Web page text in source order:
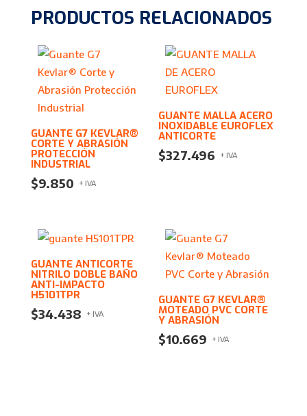
PRODUCTOS RELACIONADOS
GUANTE G7 KEVLAR®
CORTE Y ABRASIÓN
PROTECCIÓN
INDUSTRIAL
$9.850 + IVA
GUANTE MALLA ACERO
INOXIDABLE EUROFLEX
ANTICORTE
$327.496 + IVA
GUANTE ANTICORTE
NITRILO DOBLE BAÑO
ANTI-IMPACTO
H5101TPR
$34.438 + IVA
GUANTE G7 KEVLAR®
MOTEADO PVC CORTE
Y ABRASIÓN
$10.669 + IVA